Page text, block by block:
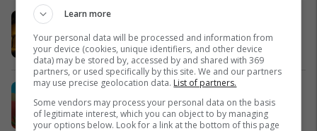
Me VIPA, çdo ndeshje shijohet
ndryshe
Vipa Chips
Argeta sjell shijet e botës: Argeta
Mexico dhe Argeta India
Argeta
Learn more
Your personal data will be processed and information from
your device (cookies, unique identifiers, and other device
data) may be stored by, accessed by and shared with 369
partners, or used specifically by this site. We and our partners
may use precise geolocation data. List of partners.
Some vendors may process your personal data on the basis
of legitimate interest, which you can object to by managing
your options below. Look for a link at the bottom of this page